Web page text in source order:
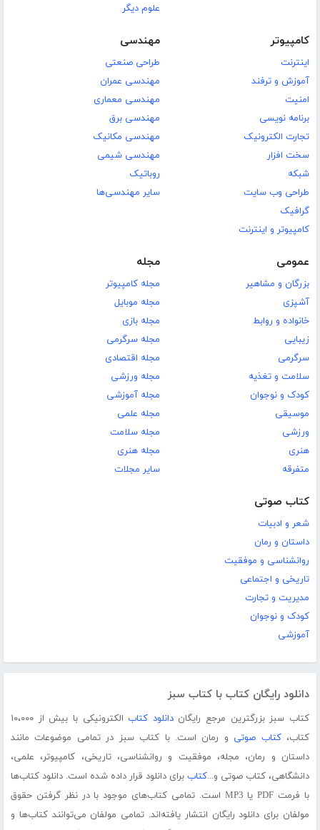
علوم دیگر
کامپیوتر
اینترنت
آموزش و ترفند
امنیت
برنامه نویسی
تجارت الکترونیک
سخت افزار
شبکه
طراحی وب سایت
گرافیک
کامپیوتر و اینترنت
مهندسی
طراحی صنعتی
مهندسی عمران
مهندسی معماری
مهندسی برق
مهندسی مکانیک
مهندسی شیمی
روباتیک
سایر مهندسی‌ها
عمومی
بزرگان و مشاهیر
آشپزی
خانواده و روابط
زیبایی
سرگرمی
سلامت و تغذیه
کودک و نوجوان
موسیقی
ورزشی
هنری
متفرقه
مجله
مجله کامپیوتر
مجله موبایل
مجله بازی
مجله سرگرمی
مجله اقتصادی
مجله ورزشی
مجله آموزشی
مجله علمی
مجله سلامت
مجله هنری
سایر مجلات
کتاب صوتی
شعر و ادبیات
داستان و رمان
روانشناسی و موفقیت
تاریخی و اجتماعی
مدیریت و تجارت
کودک و نوجوان
آموزشی
دانلود رایگان کتاب با کتاب سبز
کتاب سبز بزرگترین مرجع رایگاندانلود کتاب
الکترونیکی با بیش از ۱۰،۰۰۰
کتاب،کتاب صوتی و رمان است. با کتاب سبز در تمامی موضوعات مانند
داستان و رمان، مجله، موفقیت و روانشناسی، تاریخی، کامپیوتر، علمی،
دانشگاهی، کتاب صوتی و...کتاب برای دانلود قرار داده شده است. دانلود کتاب‌ها
با فرمت PDF یا MP3 است. تمامی کتاب‌های موجود با در نظر گرفتن حقوق
مولفان برای دانلود رایگان انتشار یافته‌اند. تمامی مولفان می‌توانند کتاب‌ها و